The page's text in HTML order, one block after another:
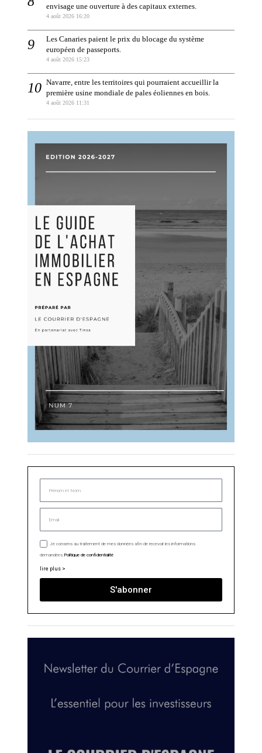
envisage une ouverture à des capitaux externes.
4 août 2026 16:20
Les Canaries paient le prix du blocage du système
européen de passeports.
4 août 2026 15:23
Navarre, entre les territoires qui pourraient accueillir la
première usine mondiale de pales éoliennes en bois.
4 août 2026 11:31
Je consens au traitement de mes données afin de recevoir les informations
demandées.Politique de confidentialité
lire plus >
S'abonner